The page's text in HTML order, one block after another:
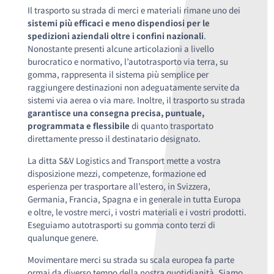
Il trasporto su strada di merci e materiali rimane uno dei
sistemi più efficaci e meno dispendiosi per le
spedizioni aziendali oltre i confini nazionali.
Nonostante presenti alcune articolazioni a livello
burocratico e normativo, l’autotrasporto via terra, su
gomma, rappresenta il sistema più semplice per
raggiungere destinazioni non adeguatamente servite da
sistemi via aerea o via mare. Inoltre, il trasporto su strada
garantisce una consegna precisa, puntuale,
programmata e flessibiledi quanto trasportato
direttamente presso il destinatario designato.
La ditta S&V Logistics and Transport mette a vostra
disposizione mezzi, competenze, formazione ed
esperienza per trasportare all’estero, in Svizzera,
Germania, Francia, Spagna e in generale in tutta Europa
e oltre, le vostre merci, i vostri materiali e i vostri prodotti.
Eseguiamo autotrasporti su gomma conto terzi di
qualunque genere.
Movimentare merci su strada su scala europea fa parte